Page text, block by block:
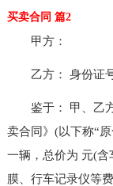
买卖合同 篇2
甲方：
乙方： 身份证号
鉴于： 甲、乙方
卖合同》(以下称“
一辆，总价为 元(
膜、行车记录仪等